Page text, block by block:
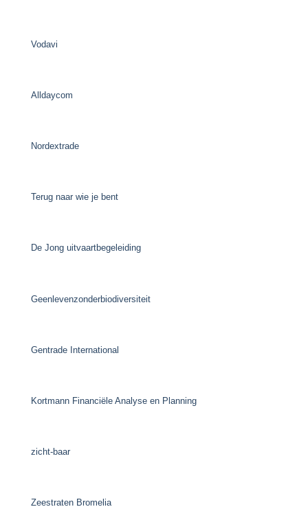
Vodavi
Alldaycom
Nordextrade
Terug naar wie je bent
De Jong uitvaartbegeleiding
Geenlevenzonderbiodiversiteit
Gentrade International
Kortmann Financiële Analyse en Planning
zicht-baar
Zeestraten Bromelia